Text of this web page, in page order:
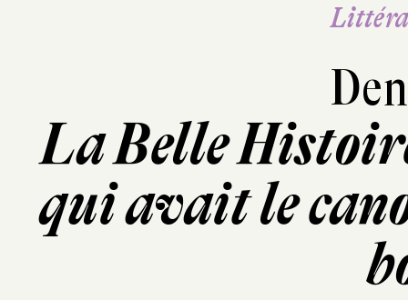
La Belle
qui avait le